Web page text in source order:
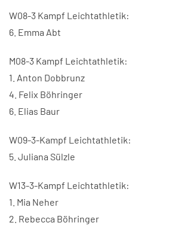
W08-3 Kampf Leichtathletik:
6. Emma Abt
M08-3 Kampf Leichtathletik:
1. Anton Dobbrunz
4. Felix Böhringer
6. Elias Baur
W09-3-Kampf Leichtathletik:
5. Juliana Sülzle
W13-3-Kampf Leichtathletik:
1. Mia Neher
2. Rebecca Böhringer